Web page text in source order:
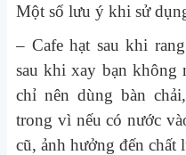
Một số lưu ý khi sử
– Cafe hạt sau khi
sau khi xay bạn không
chỉ nên dùng bàn
trong vì nếu có nước
cũ, ảnh hưởng đến chất